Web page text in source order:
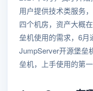
用户提供技术类服务
四个机房，资产大概
垒机使用的需求，6月
JumpServer开源堡垒
垒机，上手使用的第